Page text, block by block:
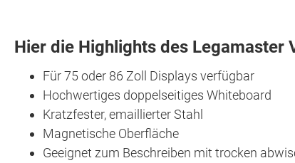
Hier die Highlights des Legamaster
Für 75 oder 86 Zoll Displays verfügbar
Hochwertiges doppelseitiges Whiteboard
Kratzfester, emaillierter Stahl
Magnetische Oberfläche
Geeignet zum Beschreiben mit trocken